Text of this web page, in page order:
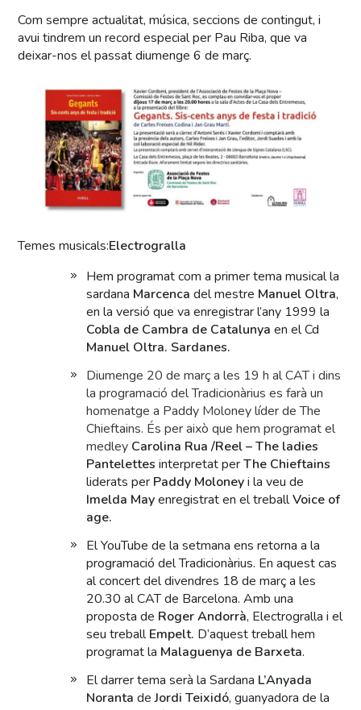
Com sempre actualitat, música, seccions de contingut, i
avui tindrem un record especial per Pau Riba, que va
deixar-nos el passat diumenge 6 de març.
Temes musicals:Electrogralla
Hem programat com a primer tema musical la
sardana Marcencadel mestre Manuel Oltra,
en la versió que va enregistrar l’any 1999 la
Cobla de Cambra de Catalunyaen el Cd
Manuel Oltra. Sardanes.
Diumenge 20 de març a les 19 h al CAT i dins
la programació del Tradicionàrius es farà un
homenatge a Paddy Moloney líder de The
Chieftains. És per això que hem programat el
medley Carolina Rua /Reel – The ladies
Pantelettesinterpretat perThe Chieftains
liderats per Paddy Moloneyi la veu de
Imelda Mayenregistrat en el treballVoice of
age.
El YouTube de la setmana ens retorna a la
programació del Tradicionàrius. En aquest cas
al concert del divendres 18 de març a les
20.30 al CAT de Barcelona. Amb una
proposta de Roger Andorrà, Electrogralla i el
seu treballEmpelt. D’aquest treball hem
programat la Malaguenya de Barxeta.
El darrer tema serà la Sardana L’Anyada
NorantadeJordi Teixidó, guanyadora de la